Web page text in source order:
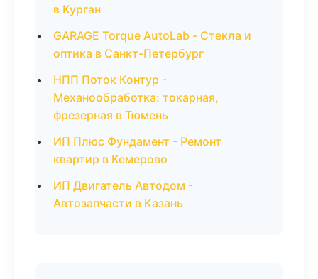
в Курган
GARAGE Torque AutoLab - Стекла и
оптика в Санкт-Петербург
НПП Поток Контур -
Механообработка: токарная,
фрезерная в Тюмень
ИП Плюс Фундамент - Ремонт
квартир в Кемерово
ИП Двигатель Автодом -
Автозапчасти в Казань